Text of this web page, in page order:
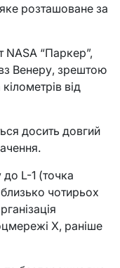
розташоване за
NASA “Паркер”,
Венеру, зрештою
від
досить довгий
до L-1 (точка
чотирьох
X, раніше